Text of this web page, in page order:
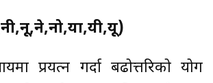
प्रयत्न गर्दा बढोत्तरिको योग